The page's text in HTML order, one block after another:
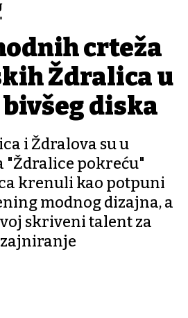
crteža
Ždralica u
diska
i Ždralova su u
"Ždralice pokreću"
krenuli kao potpuni
modnog dizajna, a
skriveni talent za